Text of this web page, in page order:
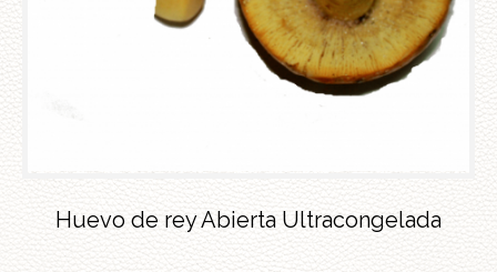
Huevo de rey Abierta Ultracongelada